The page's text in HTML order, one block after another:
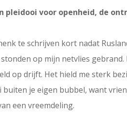
voor openheid, de
te schrijven kort nadat
op mijn netvlies
op drijft. Het hield me sterk
je eigen bubbel, want
een vreemdeling.